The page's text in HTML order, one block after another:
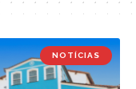
NOTÍCIAS